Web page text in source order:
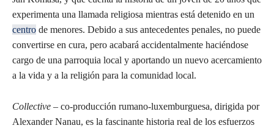
experimenta una llamada religiosa mientras está detenido en un
centro de menores. Debido a sus antecedentes penales, no puede
convertirse en cura, pero acabará accidentalmente haciéndose
cargo de una parroquia local y aportando un nuevo acercamiento
a la vida y a la religión para la comunidad local.
Collective – co-producción rumano-luxemburguesa, dirigida por
Alexander Nanau, es la fascinante historia real de los esfuerzos